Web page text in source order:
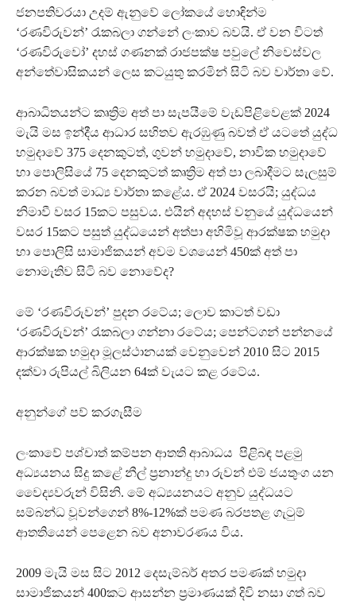
ජනපතිවරයා උදම් ඇනුවේ ලෝකයේ හොඳින්ම
‘රණවිරුවන්’ රැකබලා ගන්නේ ලංකාව බවයි. ඒ වන විටත්
‘රණවිරුවෝ’ දහස් ගණනක් රාජපක්ෂ පවුලේ නිවෙස්වල
අන්තේවාසිකයන් ලෙස කටයුතු කරමින් සිටි බව වාර්තා වේ.
ආබාධිතයන්ට කෘත්‍රිම අත් පා සැපයීමේ වැඩපිළිවෙළක් 2024
මැයි මස ඉන්දීය ආධාර සහිතව ඇරඹුණු බවත් ඒ යටතේ යුද්ධ
හමුදාවේ 375 දෙනකුටත්, ගුවන් හමුදාවේ, නාවික හමුදාවේ
හා පොලිසියේ 75 දෙනකුටත් කෘත්‍රිම අත් පා ලබාදීමට සැලසුම්
කරන බවත් මාධ්‍ය වාර්තා කළේය. ඒ 2024 වසරයි; යුද්ධය
නිමාවී වසර 15කට පසුවය. එයින් අදහස් වනුයේ යුද්ධයෙන්
වසර 15කට පසුත් යුද්ධයෙන් අත්පා අහිමිවූ ආරක්ෂක හමුදා
හා පොලිසි සාමාජිකයන් අවම වශයෙන් 450ක් අත් පා
නොමැතිව සිටි බව නොවේද?
මේ ‘රණවිරුවන්’ පුදන රටේය; ලොව කාටත් වඩා
‘රණවිරුවන්’ රැකබලා ගන්නා රටේය; පෙන්ටගන් පන්නයේ
ආරක්ෂක හමුදා මූලස්ථානයක් වෙනුවෙන් 2010 සිට 2015
දක්වා රුපියල් බිලියන 64ක් වැයට කළ රටේය.
අනුන්ගේ පව් කරගැසීම
ලංකාවේ පශ්චාත් කම්පන ආතති ආබාධය පිළිබඳ පළමු
අධ්‍යයනය සිදු කළේ නීල් ප්‍රනාන්දු හා රුවන් එම් ජයතුංග යන
වෛද්‍යවරුන් විසිනි. මේ අධ්‍යයනයට අනුව යුද්ධයට
සම්බන්ධ වූවන්ගෙන් 8%-12%ක් පමණ බරපතළ ගැටුම්
ආතතියෙන් පෙළෙන බව අනාවරණය විය.
2009 මැයි මස සිට 2012 දෙසැම්බර් අතර පමණක් හමුදා
සාමාජිකයන් 400කට ආසන්න ප්‍රමාණයක් දිවි නසා ගත් බව